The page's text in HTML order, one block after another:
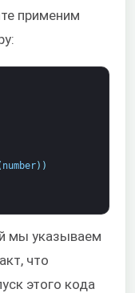
применим
number) )
мы указываем
что
этого кода